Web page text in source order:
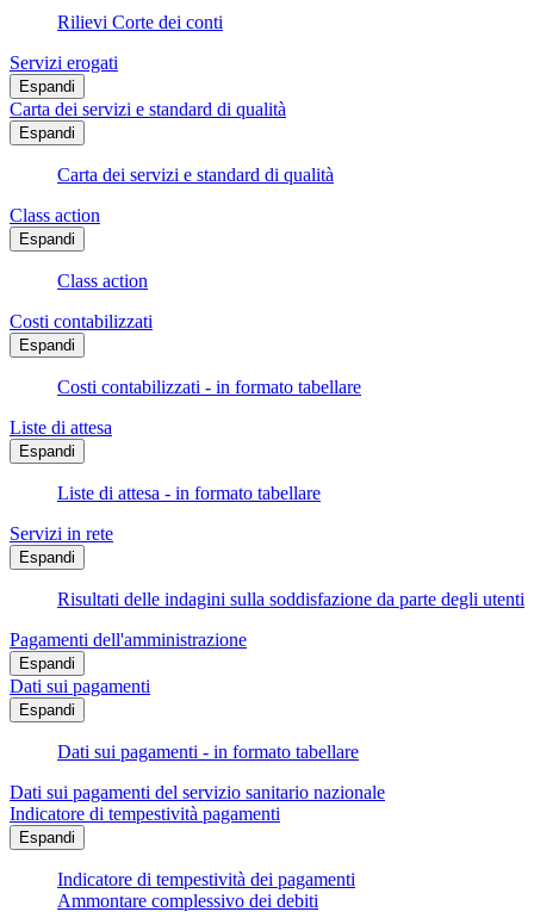
Rilievi Corte dei conti
Servizi erogati
Espandi
Carta dei servizi e standard di qualità
Espandi
Carta dei servizi e standard di qualità
Class action
Espandi
Class action
Costi contabilizzati
Espandi
Costi contabilizzati - in formato tabellare
Liste di attesa
Espandi
Liste di attesa - in formato tabellare
Servizi in rete
Espandi
Risultati delle indagini sulla soddisfazione da parte degli utenti
Pagamenti dell'amministrazione
Espandi
Dati sui pagamenti
Espandi
Dati sui pagamenti - in formato tabellare
Dati sui pagamenti del servizio sanitario nazionale
Indicatore di tempestività pagamenti
Espandi
Indicatore di tempestività dei pagamenti
Ammontare complessivo dei debiti